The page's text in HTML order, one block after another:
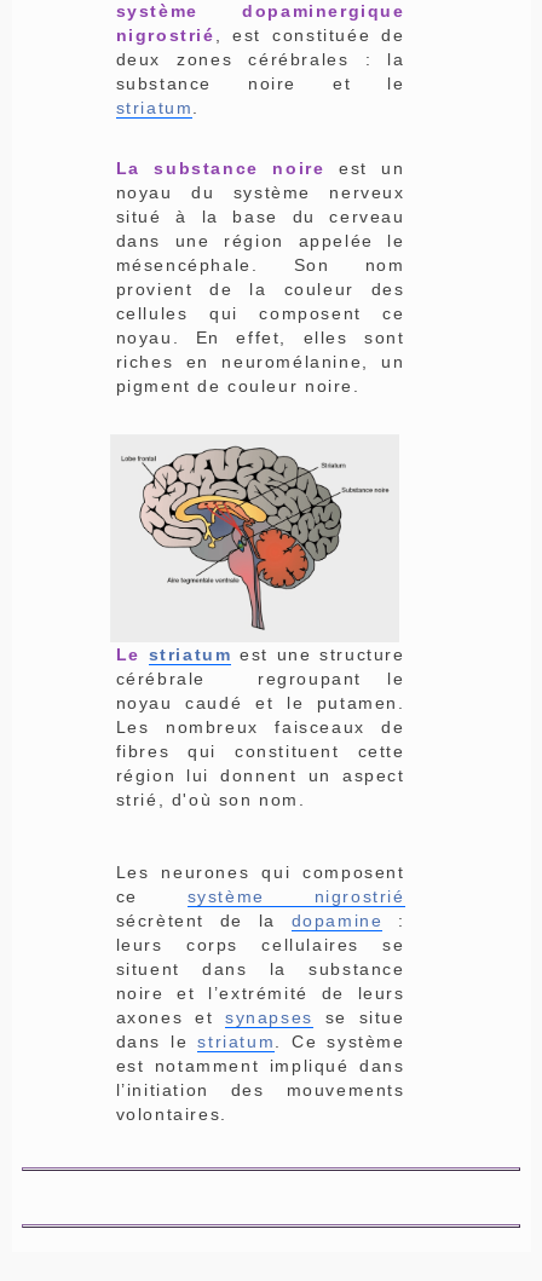
système dopaminergique
nigrostrié , est constituée de
deux zones cérébrales : la
substance noire et le
striatum
La substance noire est un
noyau du système nerveux
situé à la base du cerveau
dans une région appelée le
mésencéphale. Son nom
provient de la couleur des
cellules qui composent ce
noyau. En effet, elles sont
riches en neuromélanine, un
pigment de couleur noire.
Le striatum est une structure
cérébrale regroupant le
noyau caudé et le putamen.
Les nombreux faisceaux de
fibres qui constituent cette
région lui donnent un aspect
strié, d'où son nom.
Les neurones qui composent
ce système nigrostrié
sécrètent de la dopamine
:
leurs corps cellulaires se
situent dans la substance
noire et l’extrémité de leurs
axones et synapses
se situe
dans lestriatum
. Ce système
est notamment impliqué dans
l’initiation des mouvements
volontaires.